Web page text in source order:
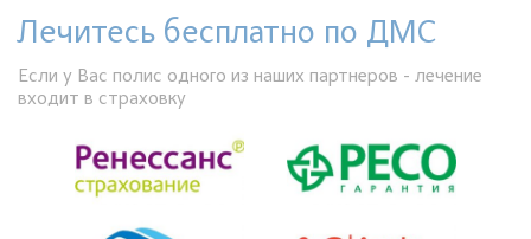
Лечитесь бесплатно по ДМС
Если у Вас полис одного из наших партнеров - лечение
входит в страховку